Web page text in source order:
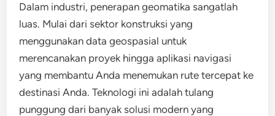
Dalam industri, penerapan geomatika sangatlah
luas. Mulai dari sektor konstruksi yang
menggunakan data geospasial untuk
merencanakan proyek hingga aplikasi navigasi
yang membantu Anda menemukan rute tercepat ke
destinasi Anda. Teknologi ini adalah tulang
punggung dari banyak solusi modern yang